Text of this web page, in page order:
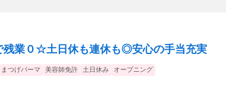
残業０☆土日休も連休も◎安心の手当充実
まつげパーマ 美容師免許 土日休み オープニング